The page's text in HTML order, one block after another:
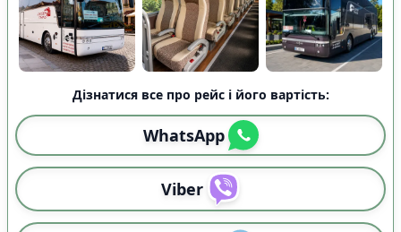
Дізнатися все про рейс і його вартість:
WhatsApp
Viber